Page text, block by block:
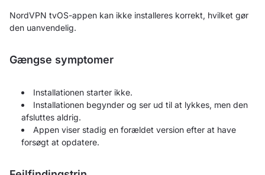
NordVPN tvOS-appen kan ikke installeres korrekt, hvilket gør
den uanvendelig.
Gængse symptomer
Installationen starter ikke.
Installationen begynder og ser ud til at lykkes, men den
afsluttes aldrig.
Appen viser stadig en forældet version efter at have
forsøgt at opdatere.